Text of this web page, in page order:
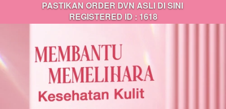
PASTIKAN ORDER DVN ASLI DI SINI
REGISTERED ID : 1618